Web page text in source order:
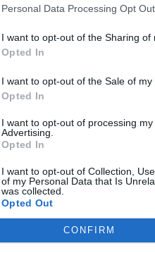
Personal Data Processing Opt
I want to opt-out of the Sharing of
Opted In
I want to opt-out of the Sale of
Opted In
I want to opt-out of processing
Advertising.
Opted In
I want to opt-out of Collection,
of my Personal Data that Is
was collected.
Opted Out
CONFIRM